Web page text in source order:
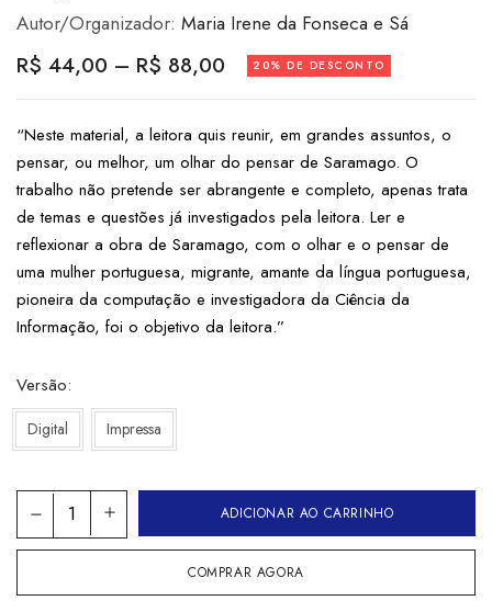
Autor/Organizador: Maria Irene da Fonseca e Sá
R$ 44,00 – R$ 88,00 20% DE DESCONTO
“Neste material, a leitora quis reunir, em grandes assuntos, o
pensar, ou melhor, um olhar do pensar de Saramago. O
trabalho não pretende ser abrangente e completo, apenas trata
de temas e questões já investigados pela leitora. Ler e
reflexionar a obra de Saramago, com o olhar e o pensar de
uma mulher portuguesa, migrante, amante da língua portuguesa,
pioneira da computação e investigadora da Ciência da
Informação, foi o objetivo da leitora.”
Versão
Digital Impressa
ADICIONAR AO CARRINHO
COMPRAR AGORA